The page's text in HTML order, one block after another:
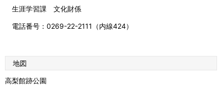
生涯学習課 文化財係
電話番号：0269-22-2111（内線424）
地図
高梨館跡公園